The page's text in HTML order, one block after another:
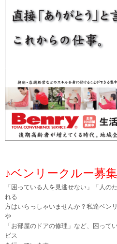
♪ベンリークルー募
「困っている人を見逃せない」「人の
れる
方はいらっしゃいませんか？私達ベン
や
「お部屋のドアの修理」など、困って
ビス